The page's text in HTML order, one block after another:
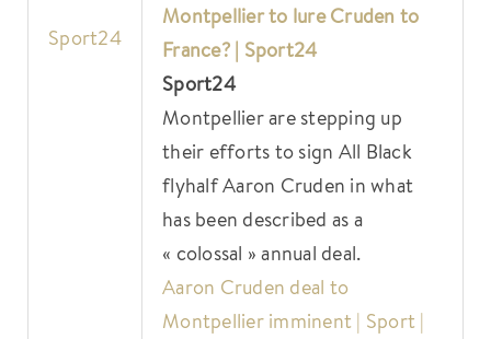
Sport24
Montpellier to lure Cruden to
France? | Sport24
Sport24
Montpellier are stepping up
their efforts to sign All Black
flyhalf Aaron Cruden in what
has been described as a
« colossal » annual deal.
Aaron Cruden deal to
Montpellier imminent | Sport |